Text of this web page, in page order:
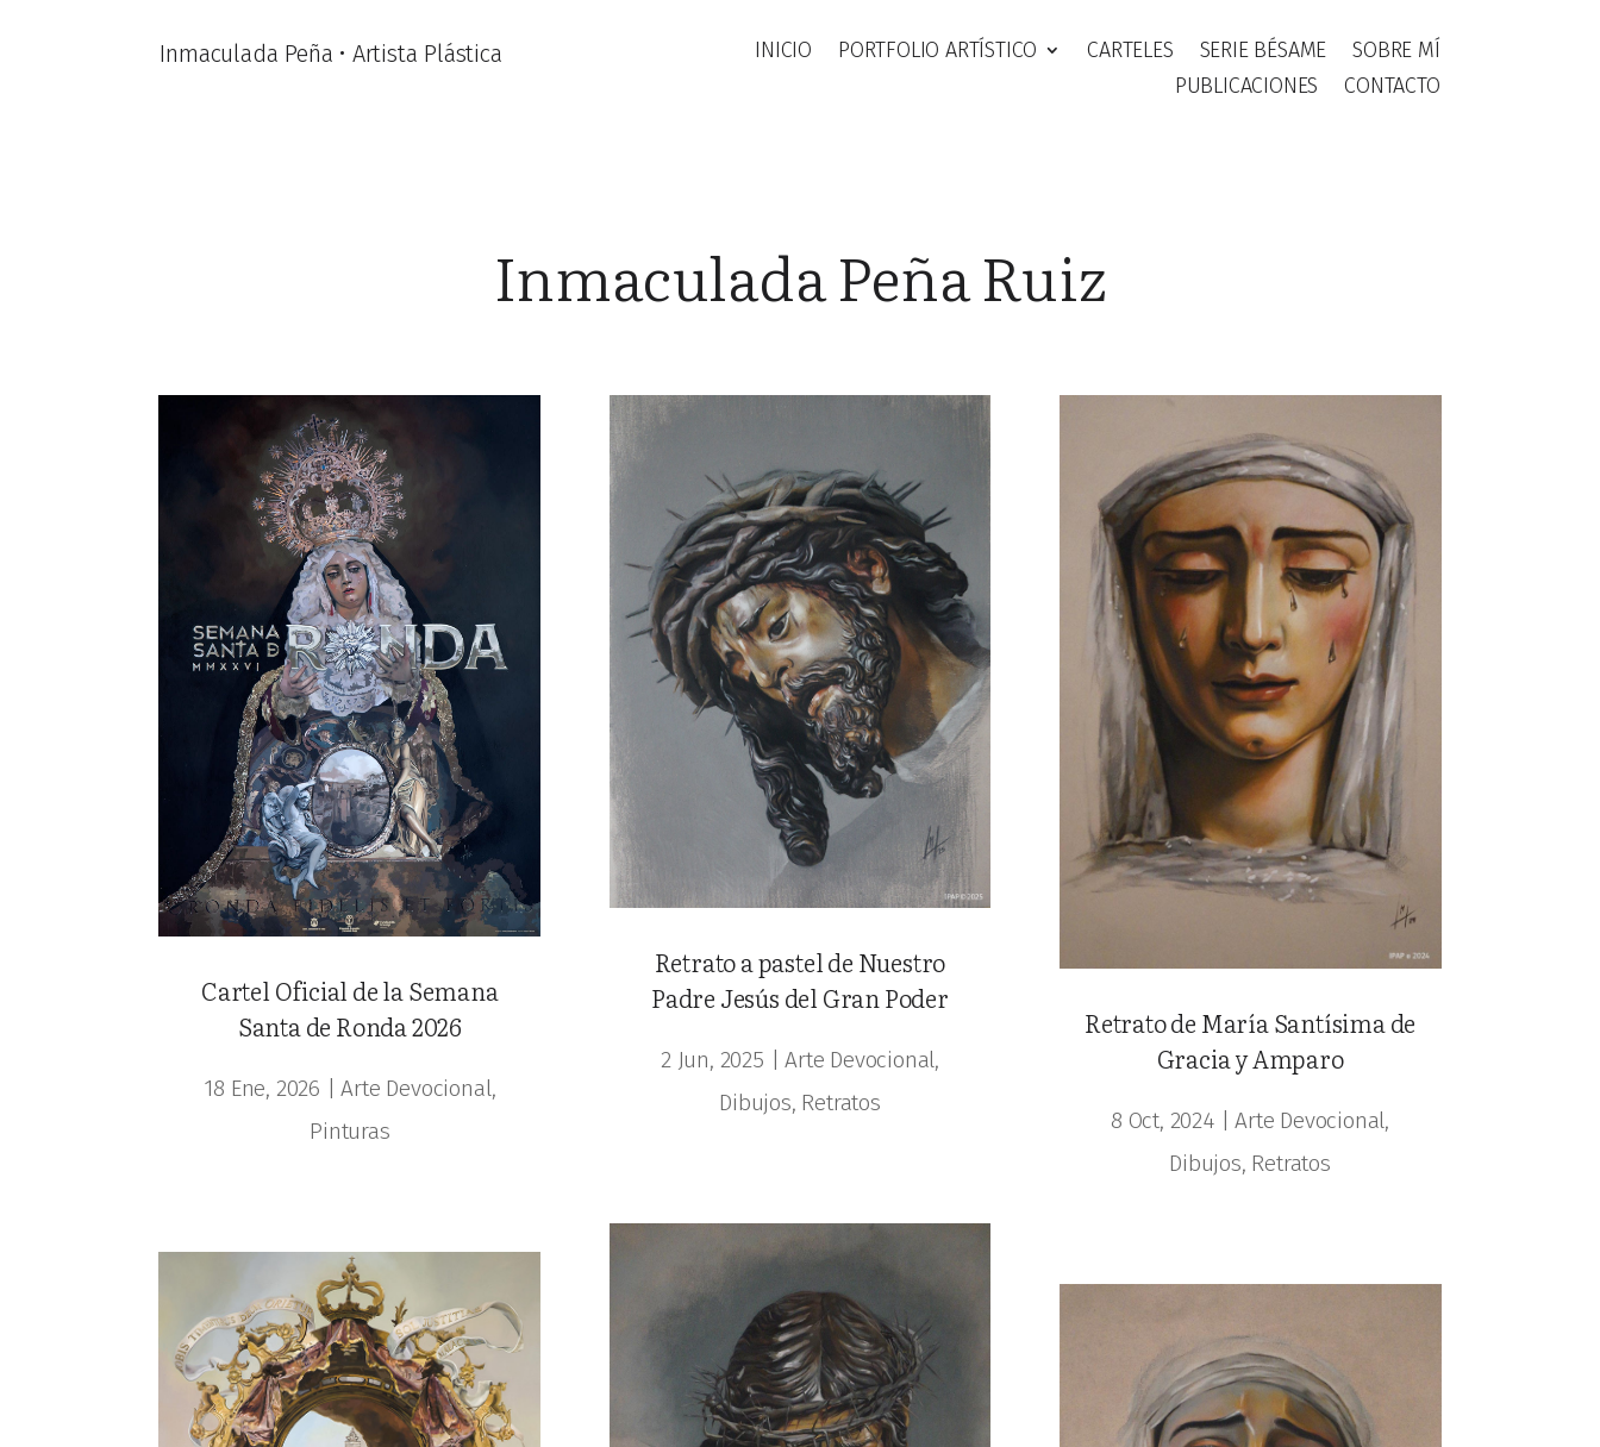
Inmaculada Peña • Artista Plástica INICIO PORTFOLIO ARTÍSTICO CARTELES SERIE BÉSAME
SOBRE MÍ
PUBLICACIONES
CONTACTO
Inmaculada Peña Ruiz
Cartel Oficial de la Semana
Santa de Ronda 2026
18 Ene, 2026 |Arte Devocional,
Pinturas
Retrato a pastel de Nuestro
Padre Jesús del Gran Poder
2 Jun, 2025 |Arte Devocional,
Dibujos, Retratos
Retrato de María Santísima de
Gracia y Amparo
8 Oct, 2024|Arte Devocional,
Dibujos, Retratos